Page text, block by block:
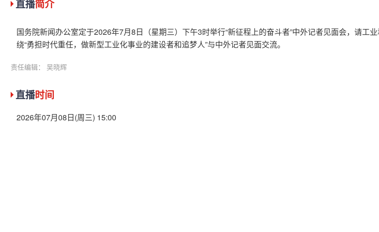
直播简介
国务院新闻办公室定于2026年7月8日（星期三）下午3时举行“新征程上的奋斗者”中外记者见面会，请工
绕“勇担时代重任，做新型工业化事业的建设者和追梦人”与中外记者见面交流。
责任编辑： 吴晓辉
直播时间
2026年07月08日(周三) 15:00